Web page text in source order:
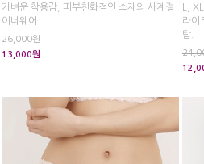
가벼운 착용감, 피부친화적인 소재의 사계절
이너웨어
26,000원
13,000원
L,
라이
탑.